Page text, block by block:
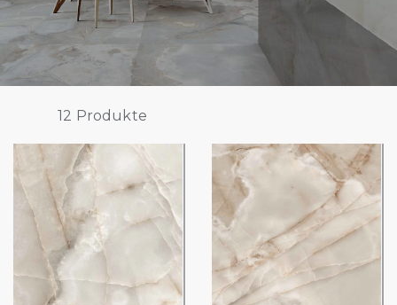
12 Produkte